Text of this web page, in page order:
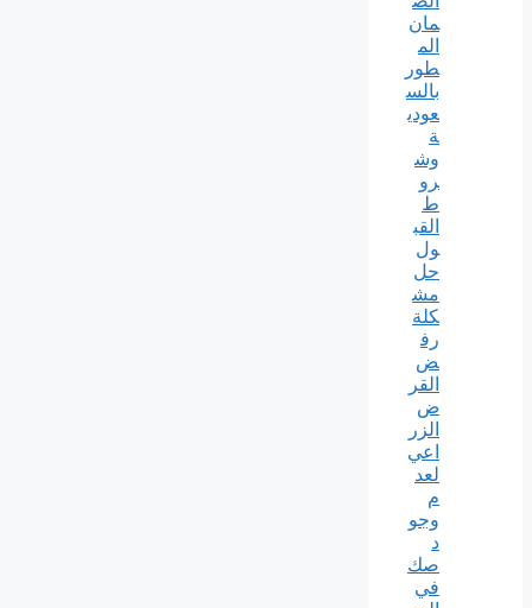
مان
الم
طور
بالس
عودي
ة
وش
رو
ط
القب
ول
حل
مش
كلة
رف
ض
القر
ض
الزر
اعي
لعد
م
وجو
د
صك
في